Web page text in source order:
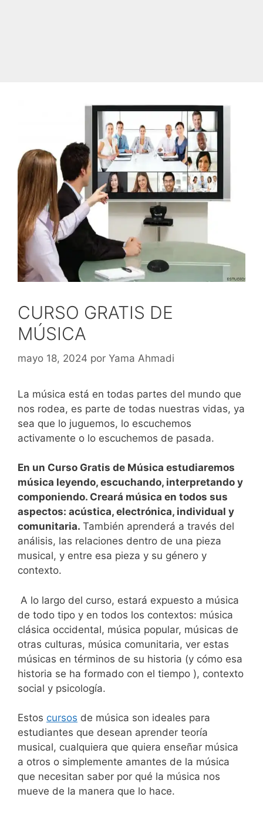
CURSO GRATIS DE
MÚSICA
mayo 18, 2024 por Yama Ahmadi
La música está en todas partes del mundo que
nos rodea, es parte de todas nuestras vidas, ya
sea que lo juguemos, lo escuchemos
activamente o lo escuchemos de pasada.
En un Curso Gratis de Música estudiaremos
música leyendo, escuchando, interpretando y
componiendo. Creará música en todos sus
aspectos: acústica, electrónica, individual y
comunitaria. También aprenderá a través del
análisis, las relaciones dentro de una pieza
musical, y entre esa pieza y su género y
contexto.
A lo largo del curso, estará expuesto a música
de todo tipo y en todos los contextos: música
clásica occidental, música popular, músicas de
otras culturas, música comunitaria, ver estas
músicas en términos de su historia (y cómo esa
historia se ha formado con el tiempo ), contexto
social y psicología.
Estos cursos de música son ideales para
estudiantes que desean aprender teoría
musical, cualquiera que quiera enseñar música
a otros o simplemente amantes de la música
que necesitan saber por qué la música nos
mueve de la manera que lo hace.